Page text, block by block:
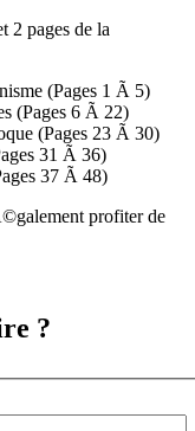
2 pages de la
(Pages 1 Ã 5)
(Pages 6 Ã 22)
(Pages 23 Ã 30)
31 Ã 36)
37 Ã 48)
profiter de
?